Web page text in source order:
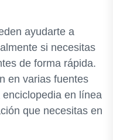
ayudarte a
si necesitas
de forma rápida.
en varias fuentes
en línea
que necesitas en